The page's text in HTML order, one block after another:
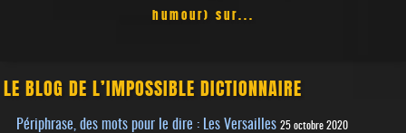
humour) sur...
LE BLOG DE L’IMPOSSIBLE DICTIONNAIRE
Périphrase, des mots pour le dire : Les Versailles 25 octobre 2020